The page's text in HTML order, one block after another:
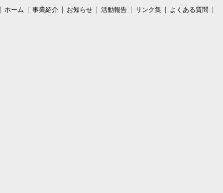
ホーム 事業紹介 お知らせ 活動報告 リンク集 よくある質問